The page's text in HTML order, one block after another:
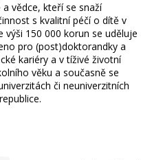
vědce, kteří se snaží
s kvalitní péčí o dítě v
výši 150 000 korun se uděluje
pro (post)doktorandky a
kariéry a v tíživé životní
věku a současně se
či neuniverzitních